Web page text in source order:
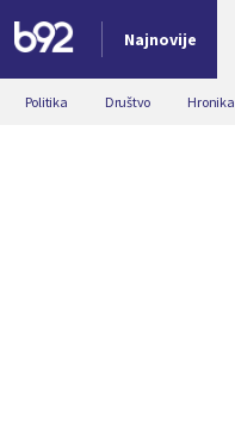
Najnovije
Nova vest
Politika Društvo Hronika